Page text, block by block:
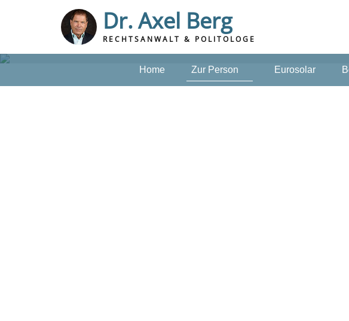
Dr. Axel Berg
RECHTSANWALT & POLITOLOGE
Home Zur Person Eurosolar